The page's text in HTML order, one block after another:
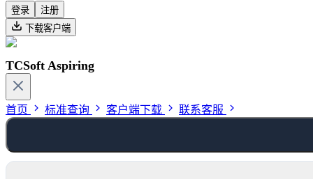
登录
注册
下载客户端
TCSoft Aspiring
首页 标准查询 客户端下载 联系客服